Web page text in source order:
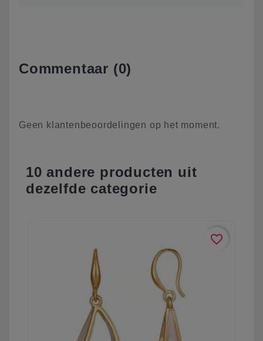
Commentaar (0)
Geen klantenbeoordelingen op het moment.
10 andere producten uit
dezelfde categorie
favorite_border